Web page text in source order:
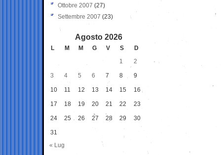
Ottobre 2007 (27)
Settembre 2007 (23)
Agosto 2026
L M M G V S
D
1
2
3 4 5 6 7 8 9
10 11 12 13 14 15 16
17 18 19 20 21 22 23
24 25 26 27 28 29 30
31
« Lug